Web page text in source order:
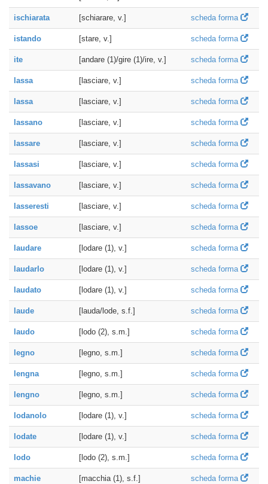
ischiarata [schiarare, v.] scheda forma
istando [stare, v.] scheda forma
ite [andare (1)/gire (1)/ire, v.] scheda forma
lassa [lasciare, v.] scheda forma
lassa [lasciare, v.] scheda forma
lassano [lasciare, v.] scheda forma
lassare [lasciare, v.] scheda forma
lassasi [lasciare, v.] scheda forma
lassavano [lasciare, v.] scheda forma
lasseresti [lasciare, v.] scheda forma
lassoe [lasciare, v.] scheda forma
laudare [lodare (1), v.] scheda forma
laudarlo [lodare (1), v.] scheda forma
laudato [lodare (1), v.] scheda forma
laude [lauda/lode, s.f.] scheda forma
laudo [lodo (2), s.m.] scheda forma
legno [legno, s.m.] scheda forma
lengna [legno, s.m.] scheda forma
lengno [legno, s.m.] scheda forma
lodanolo [lodare (1), v.] scheda forma
lodate [lodare (1), v.] scheda forma
lodo [lodo (2), s.m.] scheda forma
machie [macchia (1), s.f.] scheda forma